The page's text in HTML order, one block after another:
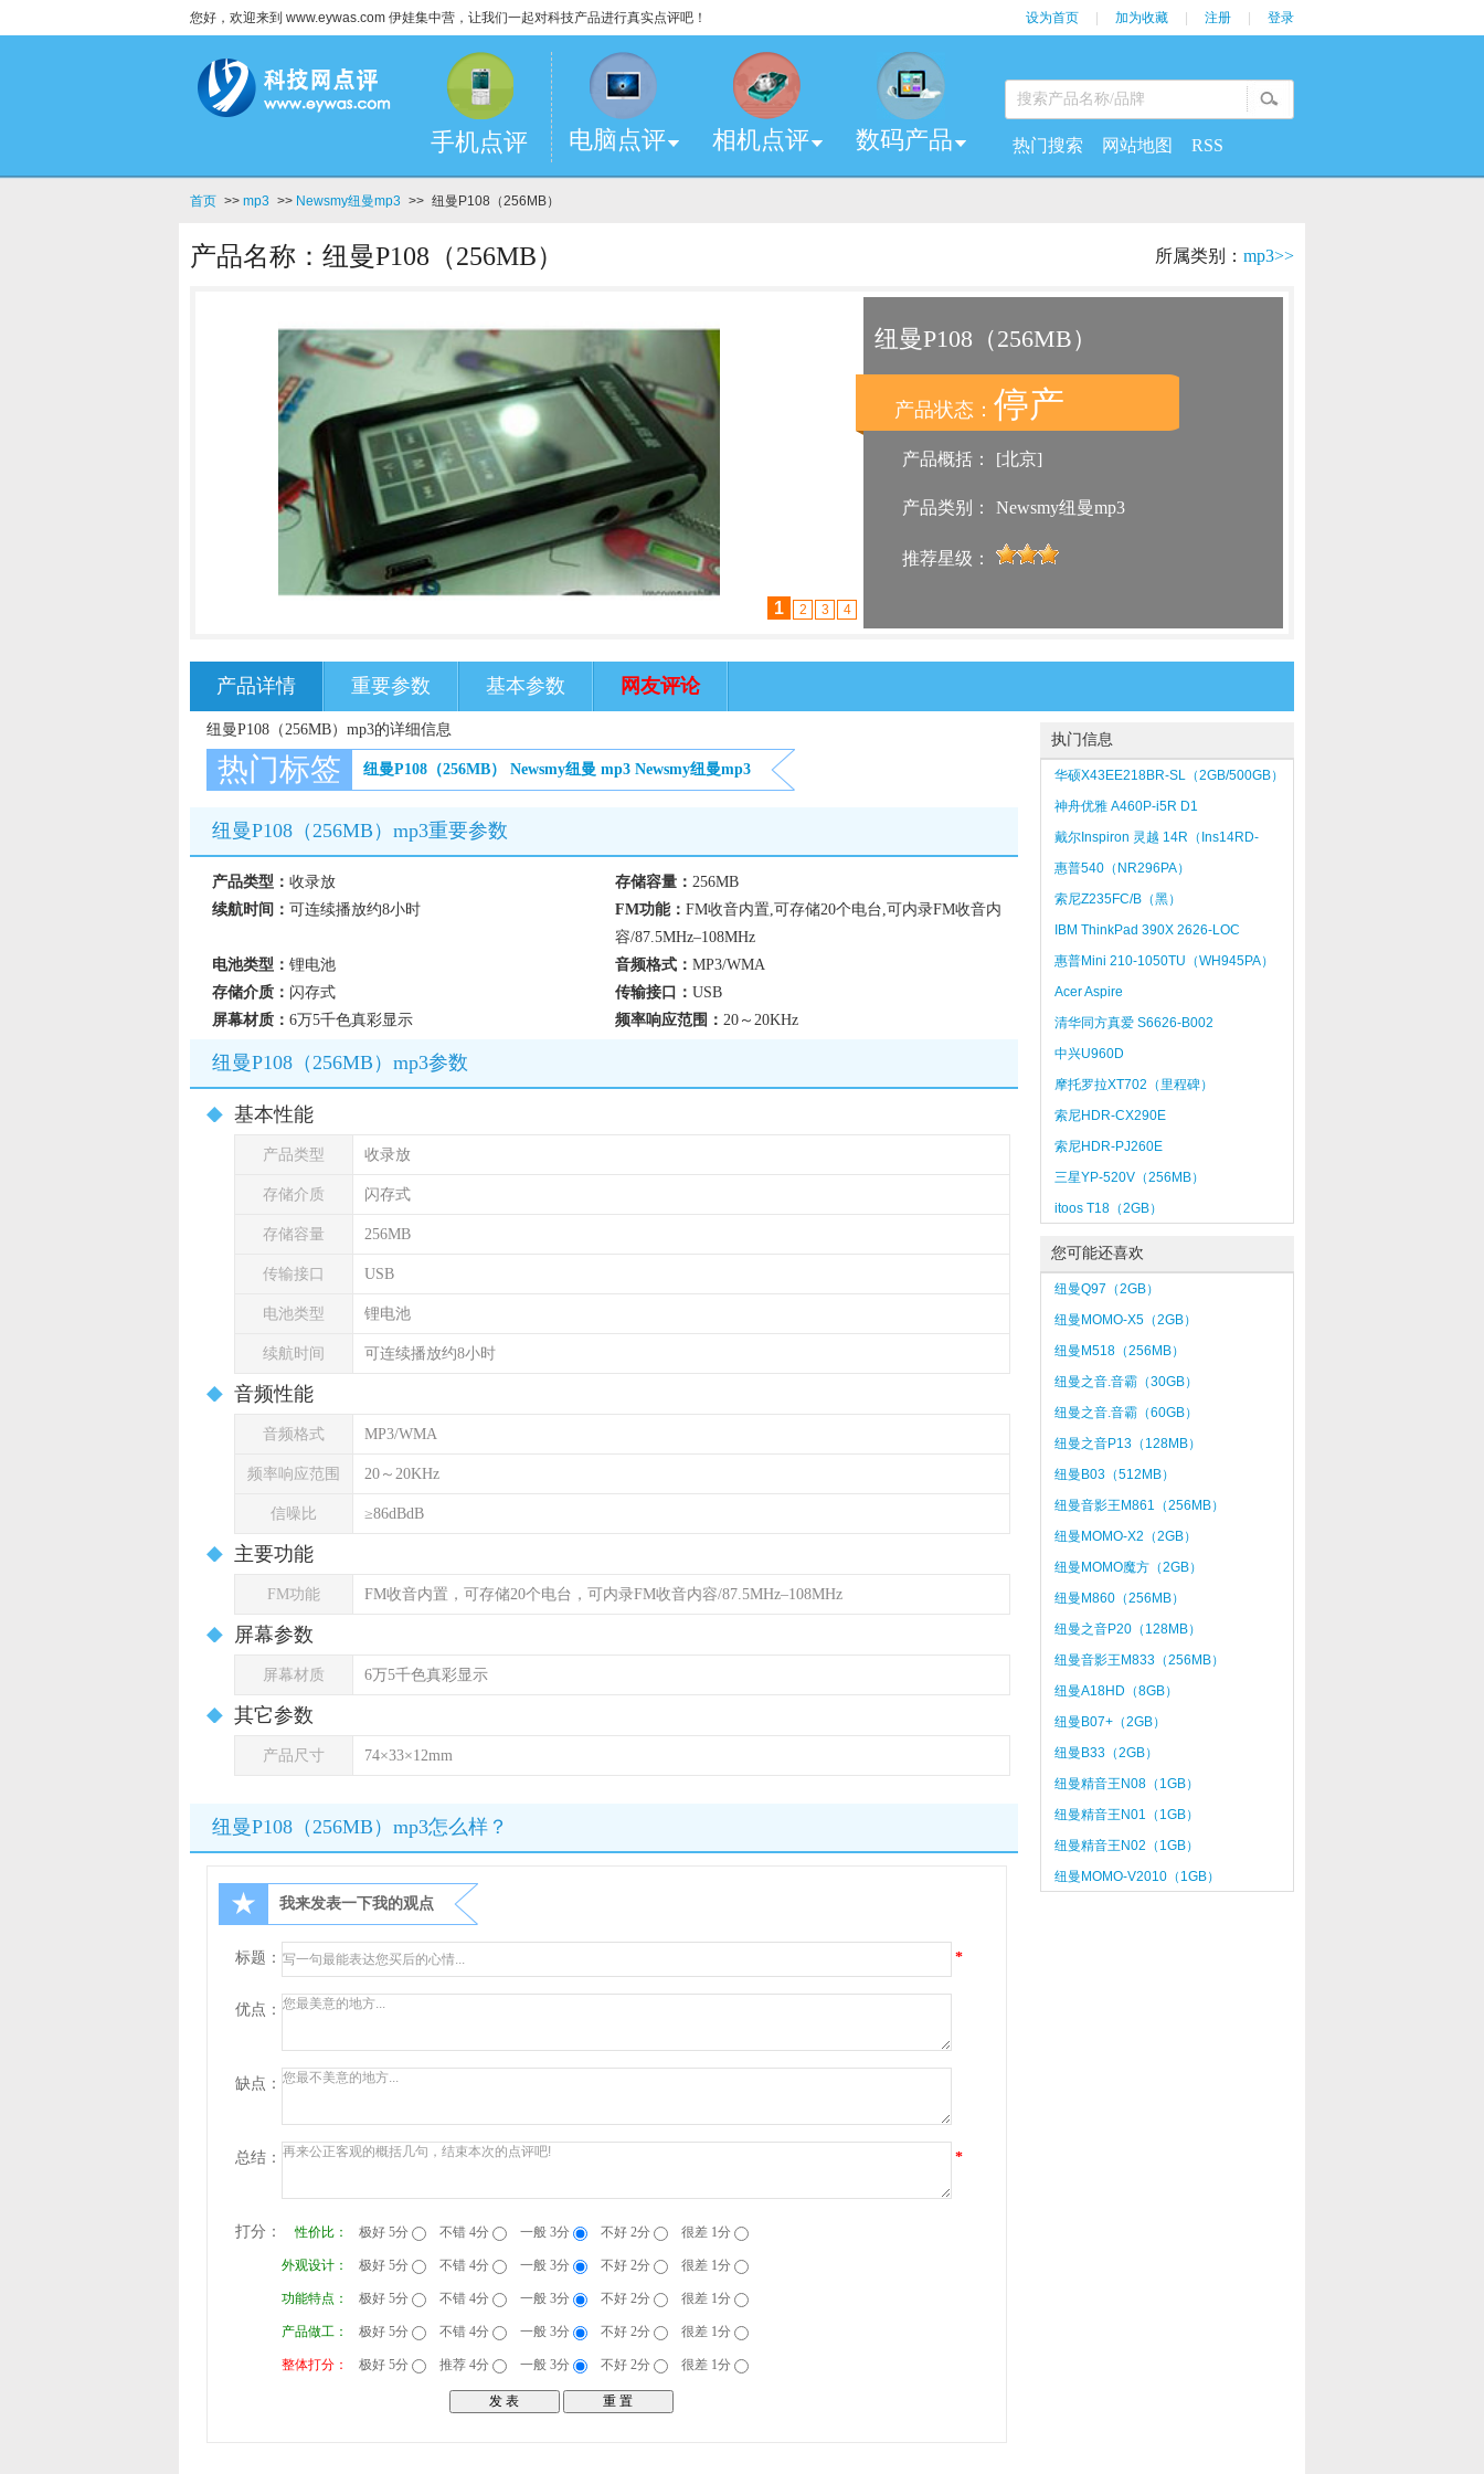
您好，欢迎来到 www.eywas.com 伊娃集中营，让我们一起对科技产品进行真实点评吧！ 设为首页 加为收藏 注册 登录
手机点评 电脑点评 相机点评 数码产品 热门搜索 网站地图 RSS
首页 >> mp3 >> Newsmy纽曼mp3 >> 纽曼P108（256MB）
产品名称：纽曼P108（256MB） 所属类别： mp3>>
1 2 3 4
纽曼P108（256MB）
产品状态： 停产
产品概括： [北京]
产品类别： Newsmy纽曼mp3
推荐星级：
产品详情 重要参数 基本参数 网友评论
纽曼P108（256MB）mp3的详细信息
热门标签 纽曼P108（256MB） Newsmy纽曼 mp3 Newsmy纽曼mp3
纽曼P108（256MB）mp3重要参数
产品类型： 收录放 存储容量： 256MB
续航时间： 可连续播放约8小时 FM功能： FM收音内置,可存储20个电台,可内录FM收音内
容/87.5MHz–108MHz
电池类型： 锂电池 音频格式： MP3/WMA
存储介质： 闪存式 传输接口： USB
屏幕材质： 6万5千色真彩显示 频率响应范围： 20～20KHz
纽曼P108（256MB）mp3参数
基本性能
产品类型 收录放
存储介质 闪存式
存储容量 256MB
传输接口 USB
电池类型 锂电池
续航时间 可连续播放约8小时
音频性能
音频格式 MP3/WMA
频率响应范围 20～20KHz
信噪比 ≥86dBdB
主要功能
FM功能 FM收音内置，可存储20个电台，可内录FM收音内容/87.5MHz–108MHz
屏幕参数
屏幕材质 6万5千色真彩显示
其它参数
产品尺寸 74×33×12mm
纽曼P108（256MB）mp3怎么样？
★ 我来发表一下我的观点
标题： *
优点：
缺点：
总结： *
打分： 性价比： 极好 5分 不错 4分 一般 3分 不好 2分 很差 1分
外观设计： 极好 5分 不错 4分 一般 3分 不好 2分 很差 1分
功能特点： 极好 5分 不错 4分 一般 3分 不好 2分 很差 1分
产品做工： 极好 5分 不错 4分 一般 3分 不好 2分 很差 1分
整体打分： 极好 5分 推荐 4分 一般 3分 不好 2分 很差 1分
执门信息
华硕X43EE218BR-SL（2GB/500GB）
神舟优雅 A460P-i5R D1
戴尔Inspiron 灵越 14R（Ins14RD-
2518）
惠普540（NR296PA）
索尼Z235FC/B（黑）
IBM ThinkPad 390X 2626-LOC
惠普Mini 210-1050TU（WH945PA）
红色
Acer Aspire
AG1250（160U/1G/320G）
清华同方真爱 S6626-B002
中兴U960D
摩托罗拉XT702（里程碑）
索尼HDR-CX290E
索尼HDR-PJ260E
三星YP-520V（256MB）
itoos T18（2GB）
您可能还喜欢
纽曼Q97（2GB）
纽曼MOMO-X5（2GB）
纽曼M518（256MB）
纽曼之音.音霸（30GB）
纽曼之音.音霸（60GB）
纽曼之音P13（128MB）
纽曼B03（512MB）
纽曼音影王M861（256MB）
纽曼MOMO-X2（2GB）
纽曼MOMO魔方（2GB）
纽曼M860（256MB）
纽曼之音P20（128MB）
纽曼音影王M833（256MB）
纽曼A18HD（8GB）
纽曼B07+（2GB）
纽曼B33（2GB）
纽曼精音王N08（1GB）
纽曼精音王N01（1GB）
纽曼精音王N02（1GB）
纽曼MOMO-V2010（1GB）